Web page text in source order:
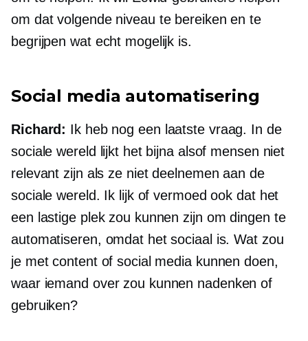
om dat volgende niveau te bereiken en te
begrijpen wat echt mogelijk is.
Social media automatisering
Richard: Ik heb nog een laatste vraag. In de
sociale wereld lijkt het bijna alsof mensen niet
relevant zijn als ze niet deelnemen aan de
sociale wereld. Ik lijk of vermoed ook dat het
een lastige plek zou kunnen zijn om dingen te
automatiseren, omdat het sociaal is. Wat zou
je met content of social media kunnen doen,
waar iemand over zou kunnen nadenken of
gebruiken?